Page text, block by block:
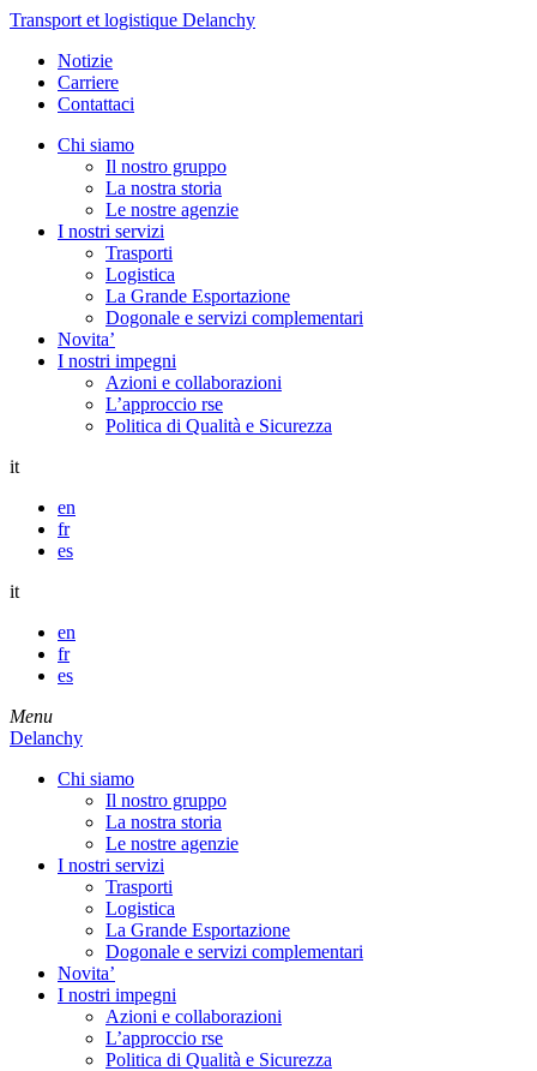
Transport et logistique Delanchy
Notizie
Carriere
Contattaci
Chi siamo
Il nostro gruppo
La nostra storia
Le nostre agenzie
I nostri servizi
Trasporti
Logistica
La Grande Esportazione
Dogonale e servizi complementari
Novita’
I nostri impegni
Azioni e collaborazioni
L’approccio rse
Politica di Qualità e Sicurezza
it
en
fr
es
it
en
fr
es
Menu
Delanchy
Chi siamo
Il nostro gruppo
La nostra storia
Le nostre agenzie
I nostri servizi
Trasporti
Logistica
La Grande Esportazione
Dogonale e servizi complementari
Novita’
I nostri impegni
Azioni e collaborazioni
L’approccio rse
Politica di Qualità e Sicurezza